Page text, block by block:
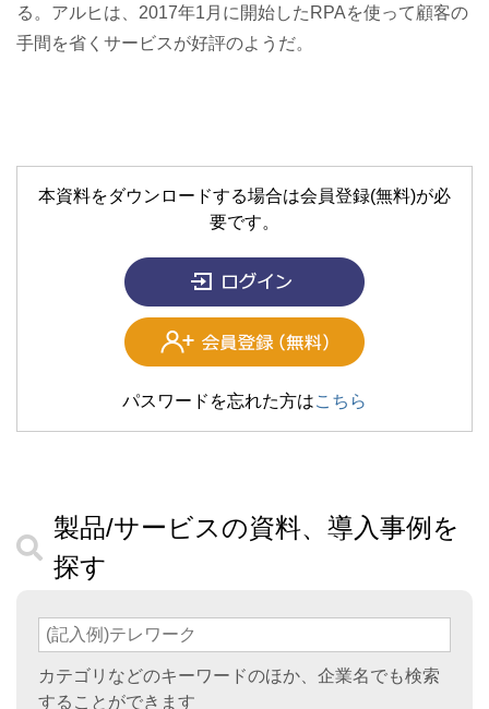
る。アルヒは、2017年1月に開始したRPAを使って顧客の
手間を省くサービスが好評のようだ。
本資料をダウンロードする場合は会員登録(無料)が必
要です。
パスワードを忘れた方はこちら
製品/サービスの資料、導入事例を
探す
カテゴリなどのキーワードのほか、企業名でも検索
することができます